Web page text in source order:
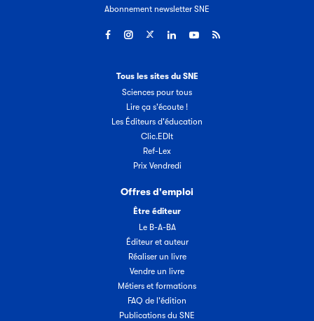
Abonnement newsletter SNE
Tous les sites du SNE
Sciences pour tous
Lire ça s'écoute !
Les Éditeurs d'éducation
Clic.EDIt
Ref-Lex
Prix Vendredi
Offres d'emploi
Être éditeur
Le B-A-BA
Éditeur et auteur
Réaliser un livre
Vendre un livre
Métiers et formations
FAQ de l'édition
Publications du SNE